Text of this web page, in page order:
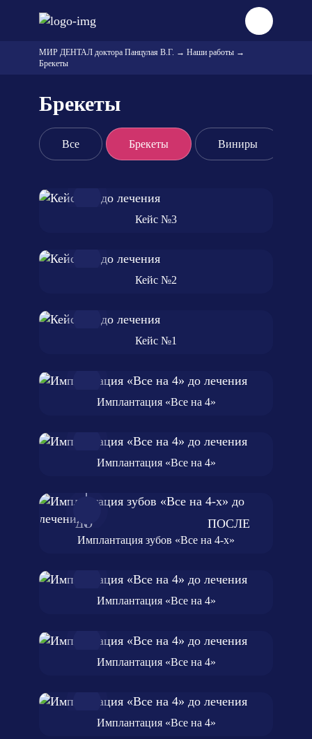
МИР ДЕНТАЛ доктора Панцулая В.Г. → Наши работы →
Брекеты
Брекеты
Все Брекеты Виниры
Кейс №3
Кейс №2
Кейс №1
Имплантация «Все на 4»
Имплантация «Все на 4»
Имплантация зубов «Все на 4-х»
Имплантация «Все на 4»
Имплантация «Все на 4»
Имплантация «Все на 4»